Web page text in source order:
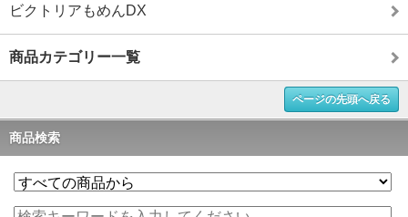
ビクトリアもめんDX
商品カテゴリー一覧
ページの先頭へ戻る
商品検索